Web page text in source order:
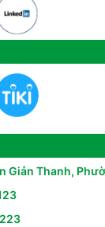
Giản Thanh,